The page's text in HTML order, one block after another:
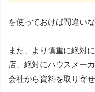
を使っておけば間違いな
また、より慎重に絶対
店、絶対にハウスメー
会社から資料を取り寄